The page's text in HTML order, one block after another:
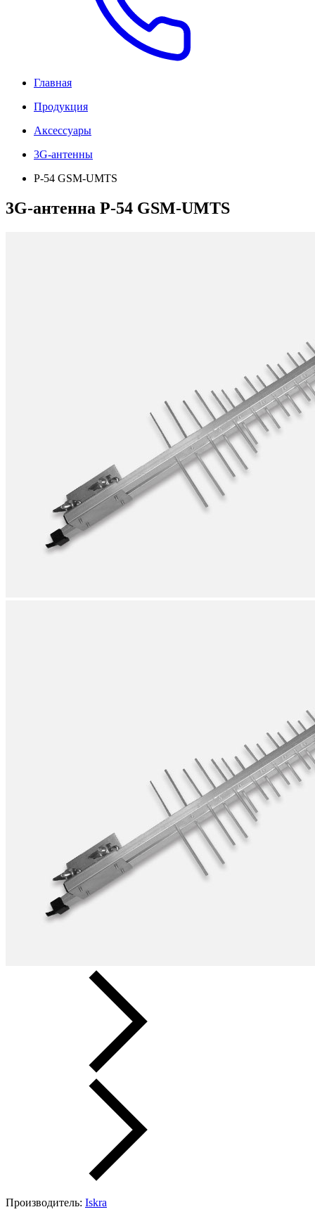
Главная
Продукция
Аксессуары
3G-антенны
P-54 GSM-UMTS
3G-антенна P-54 GSM-UMTS
Производитель: Iskra